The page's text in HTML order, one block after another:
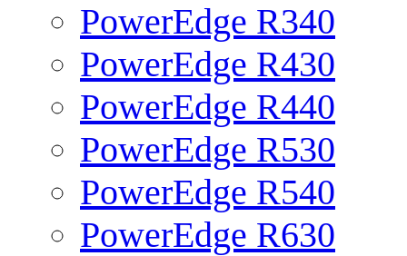
PowerEdge R340
PowerEdge R430
PowerEdge R440
PowerEdge R530
PowerEdge R540
PowerEdge R630